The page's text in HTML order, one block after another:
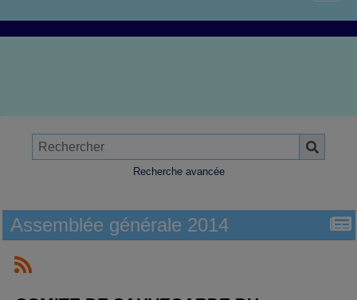
Recherche avancée
Assemblée générale 2014